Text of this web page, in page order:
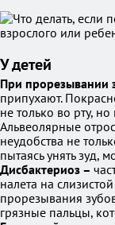
У детей
При прорезывании
припухают.
не только во рту,
Альвеолярные
неудобства не
пытаясь унять зуд,
Дисбактериоз –
налета на
прорезывания
грязные пальцы,